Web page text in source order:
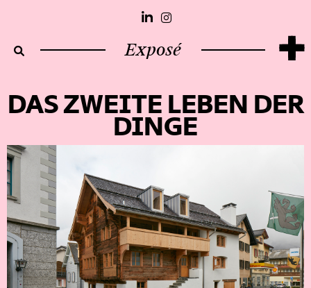
Exposé +
DAS ZWEITE LEBEN DER
DINGE